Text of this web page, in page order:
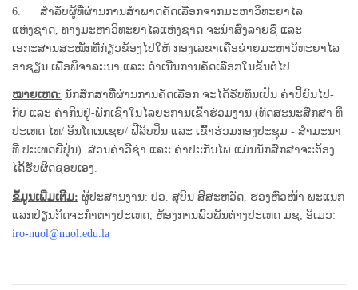
6. ສໍາລັບຜູ້ທີ່ຜ່ານການສໍາພາດຄັດເລືອກຈາກມະຫາວິທະຍາໄລ
ແຫ່ງຊາດ, ທາງມະຫາວິທະຍາໄລແຫ່ງຊາດ ຈະນໍາສົ່ງລາຍຊື່ ແລະ
ເອກະສານສະໝັກທີ່ກ່ຽວຂ້ອງໄປໃຫ້ ກອງເລຂາເຄືອຂ່າຍມະຫາວິທະຍາໄລ
ອາຊຽນ ເພື່ອພິຈາລະນາ ແລະ ດໍາເນີນການຄັດເລືອກໃນຂັ້ນຕໍ່ໄປ.
ໝາຍເຫດ: ນັກສຶກສາທີ່ຜ່ານການຄັດເລືອກ ຈະໄດ້ຮັບທຶນເປັນ ຄ່າປີ້ຍົນໄປ-
ກັບ ແລະ ຄ່າກິນຢູ່-ພັກເຊົາໃນໄລຍະການເຂົ້າຮ່ວມງານ (ທັດສະນະສຶກສາ ທີ່
ປະເທດ ໄທ/ ອິນໂດເນເຊຍ/ ຟີລິບປິນ ແລະ ເຂົ້າຮ່ວມກອງປະຊຸມ - ສໍາມະນາ
ທີ່ ປະເທດຍີ່ປຸ່ນ). ສ່ວນຄ່າວີຊ່າ ແລະ ຄ່າປະກັນໄພ ແມ່ນນັກສຶກສາຈະຕ້ອງ
ໄດ້ຮັບຜິດຊອບເອງ.
ຂໍ້ມູນເພີ່ມເຕີມ: ຜູ້ປະສານງານ: ປອ. ສຸບິນ ສີສະຫວັດ, ຮອງຫົວໜ້າ ພະແນກ
ແລກປ່ຽນກິດຈະກໍາຕ່າງປະເທດ, ຫ້ອງການພົວພັນຕ່າງປະເທດ ມຊ, ອິເມວ:
iro-nuol@nuol.edu.la